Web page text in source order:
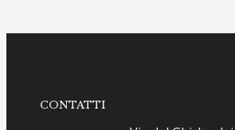
CONTATTI